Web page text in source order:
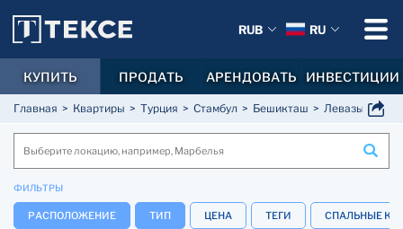
Главная Квартиры Турция Стамбул Бешикташ Левазым
ФИЛЬТРЫ
РАСПОЛОЖЕНИЕ ТИП ЦЕНА ТЕГИ СПАЛЬНЫЕ
RUB RU
КУПИТЬ ПРОДАТЬ АРЕНДОВАТЬ ИНВЕСТИЦИИ